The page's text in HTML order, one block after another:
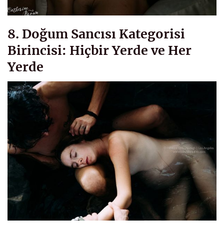
8. Doğum Sancısı Kategorisi
Birincisi: Hiçbir Yerde ve Her
Yerde